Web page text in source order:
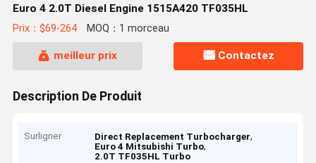
Euro 4 2.0T Diesel Engine 1515A420 TF035HL
Prix：$69-264 MOQ：1 morceau
meilleur prix Contactez
Description De Produit
Surligner Direct Replacement Turbocharger,
Euro 4 Mitsubishi Turbo,
2.0T TF035HL Turbo